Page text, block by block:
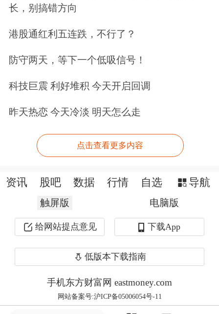
设兵团举办“遇见五家渠·冰雪奇缘
季”欢乐嘉年华、十二师“七彩雪村”冰
前，我国冰雪旅游市场展现出前所未有
的活力，超大规模的市场需求、强力的
政策支持和高品质的产品供给，共同推
动冰雪旅游加快向大众化、品质化、数
字化转型，冰雪旅游市场进入了发展新
阶段。
冰雪旅游的热度，从各大平台的数据可
见一斑。美团旅行数据显示，2024年11
月以来，滑雪搜索热度环比增长83%。
同程旅行发布的报告显示，2024年11月
长，别搞错方向
港股通红利五连跌，不行了？
防守两天，等下一个低吸信号！
科技巨震 利好堆积 今天开启回调
昨天热恋 今天冷淡 明天怎么走
点击查看更多内容
资讯 股吧 数据 行情 自选 导航
触屏版 电脑版
给网站提点意见 下载App
低版本下载指南
手机东方财富网 eastmoney.com
网站备案号:沪ICP备05006054号-11